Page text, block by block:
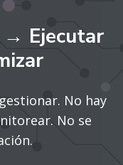
Ejecutar
No hay
No se